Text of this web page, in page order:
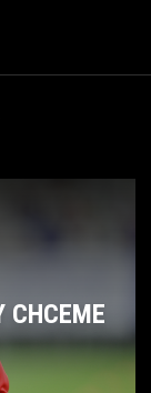
CHCEME